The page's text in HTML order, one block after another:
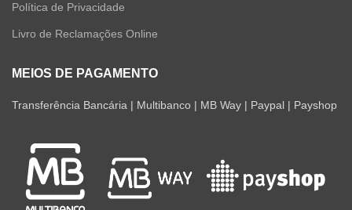
Política de Privacidade
Livro de Reclamações Online
MEIOS DE PAGAMENTO
Transferência Bancária | Multibanco | MB Way | Paypal | Payshop